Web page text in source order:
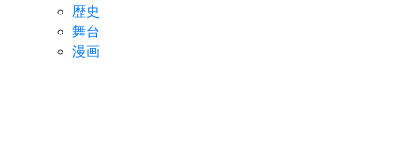
歴史
舞台
漫画